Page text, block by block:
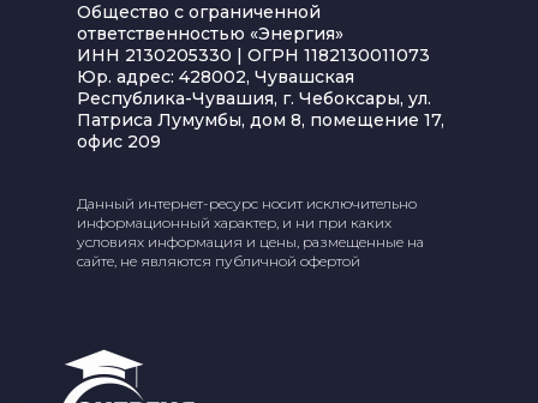
Общество с ограниченной
ответственностью «Энергия»
ИНН 2130205330 | ОГРН 1182130011073
Юр. адрес: 428002, Чувашская
Республика-Чувашия, г. Чебоксары, ул.
Патриса Лумумбы, дом 8, помещение 17,
офис 209
Данный интернет-ресурс носит исключительно
информационный характер, и ни при каких
условиях информация и цены, размещенные на
сайте, не являются публичной офертой